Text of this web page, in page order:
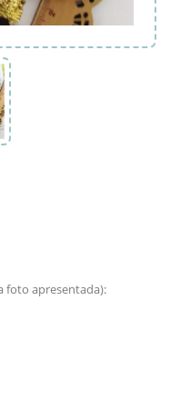
foto apresentada):